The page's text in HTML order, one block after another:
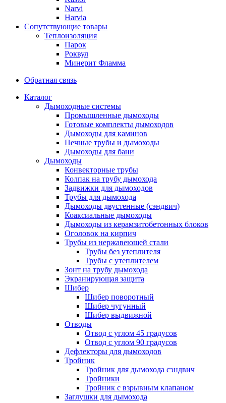
Narvi
Harvia
Сопутствующие товары
Теплоизоляция
Парок
Роквул
Минерит Фламма
Обратная связь
Каталог
Дымоходные системы
Промышленные дымоходы
Готовые комплекты дымоходов
Дымоходы для каминов
Печные трубы и дымоходы
Дымоходы для бани
Дымоходы
Конвекторные трубы
Колпак на трубу дымохода
Задвижки для дымоходов
Трубы для дымохода
Дымоходы двустенные (сэндвич)
Коаксиальные дымоходы
Дымоходы из керамзитобетонных блоков
Оголовок на кирпич
Трубы из нержавеющей стали
Трубы без утеплителя
Трубы с утеплителем
Зонт на трубу дымохода
Экранирующая защита
Шибер
Шибер поворотный
Шибер чугунный
Шибер выдвижной
Отводы
Отвод с углом 45 градусов
Отвод с углом 90 градусов
Дефлекторы для дымоходов
Тройник
Тройник для дымохода сэндвич
Тройники
Тройник с взрывным клапаном
Заглушки для дымохода